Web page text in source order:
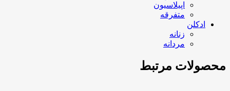
اپیلاسیون
متفرقه
ادکلن
زنانه
مردانه
محصولات مرتبط